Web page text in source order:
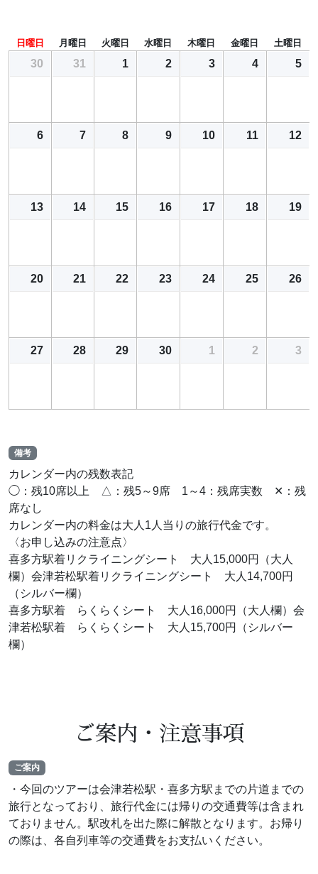
日曜日 月曜日 火曜日 水曜日 木曜日 金曜日 土曜日
30 31 1 2 3 4 5
6 7 8 9 10 11 12
13 14 15 16 17 18 19
20 21 22 23 24 25 26
27 28 29 30 1 2 3
備考
カレンダー内の残数表記
◯：残10席以上 △：残5～9席 1～4：残席実数 ✕：残
席なし
カレンダー内の料金は大人1人当りの旅行代金です。
〈お申し込みの注意点〉
喜多方駅着リクライニングシート 大人15,000円（大人
欄）会津若松駅着リクライニングシート 大人14,700円
（シルバー欄）
喜多方駅着 らくらくシート 大人16,000円（大人欄）会
津若松駅着 らくらくシート 大人15,700円（シルバー
欄）
ご案内・注意事項
ご案内
・今回のツアーは会津若松駅・喜多方駅までの片道までの
旅行となっており、旅行代金には帰りの交通費等は含まれ
ておりません。駅改札を出た際に解散となります。お帰り
の際は、各自列車等の交通費をお支払いください。